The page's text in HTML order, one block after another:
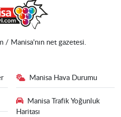
/ Manisa'nın net gazetesi.
Manisa Hava Durumu
Manisa Trafik Yoğunluk
Haritası